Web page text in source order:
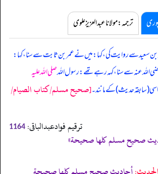
ترجمہ:مولانا عبدالعزیز علوی
سعید سے روایت کی، کہا: میں نے عمر بن ثابت سے سنا، کہا:
عنہ سے سنا، کہہ رہے تھے: رسول اللہصلی اللہ علیہ
(سابقہ حدیث) کے مانند۔[صحيح مسلم/كتاب الصيام/
ترقیم فوادعبدالباقی: 1164
صحيح مسلم كلها صحيحة»